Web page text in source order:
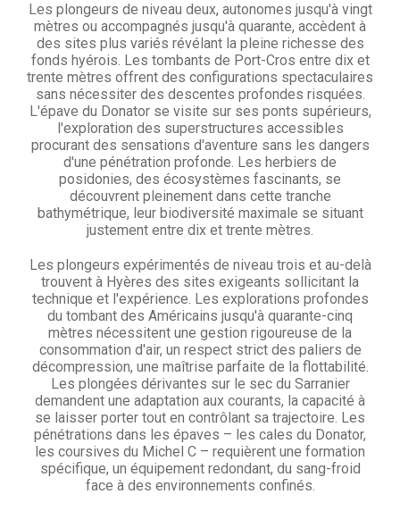
Les plongeurs de niveau deux, autonomes jusqu'à vingt
mètres ou accompagnés jusqu'à quarante, accèdent à
des sites plus variés révélant la pleine richesse des
fonds hyérois. Les tombants de Port-Cros entre dix et
trente mètres offrent des configurations spectaculaires
sans nécessiter des descentes profondes risquées.
L'épave du Donator se visite sur ses ponts supérieurs,
l'exploration des superstructures accessibles
procurant des sensations d'aventure sans les dangers
d'une pénétration profonde. Les herbiers de
posidonies, des écosystèmes fascinants, se
découvrent pleinement dans cette tranche
bathymétrique, leur biodiversité maximale se situant
justement entre dix et trente mètres.
Les plongeurs expérimentés de niveau trois et au-delà
trouvent à Hyères des sites exigeants sollicitant la
technique et l'expérience. Les explorations profondes
du tombant des Américains jusqu'à quarante-cinq
mètres nécessitent une gestion rigoureuse de la
consommation d'air, un respect strict des paliers de
décompression, une maîtrise parfaite de la flottabilité.
Les plongées dérivantes sur le sec du Sarranier
demandent une adaptation aux courants, la capacité à
se laisser porter tout en contrôlant sa trajectoire. Les
pénétrations dans les épaves – les cales du Donator,
les coursives du Michel C – requièrent une formation
spécifique, un équipement redondant, du sang-froid
face à des environnements confinés.